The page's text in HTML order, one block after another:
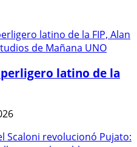
latino de la